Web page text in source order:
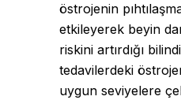
östrojenin
etkileyerek beyin
riskini artırdığı
tedavilerdeki
uygun seviyelere